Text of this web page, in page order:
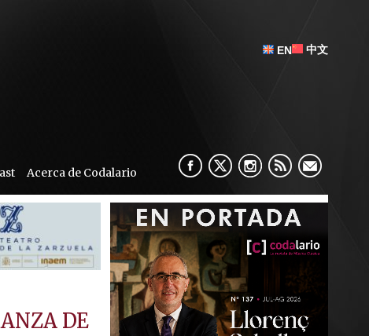
EN 中文
Acerca de Codalario
DE